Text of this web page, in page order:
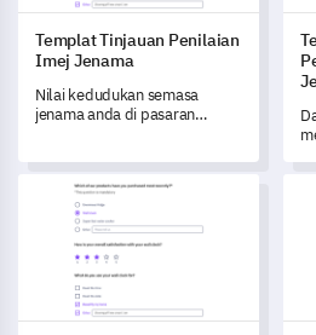
Templat Tinjauan Penilaian
Imej Jenama
Nilai kedudukan semasa
jenama anda di pasaran
Template Lembaran Daftar Webinar